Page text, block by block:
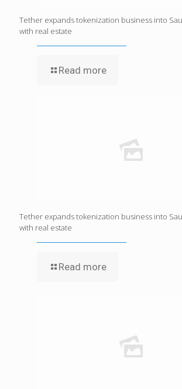
Tether expands tokenization business into
with real estate
Read more
Tether expands tokenization business into
with real estate
Read more